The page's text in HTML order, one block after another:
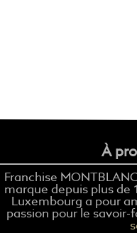
À
Franchise
marque depuis plus
Luxembourg a pour
passion pour le